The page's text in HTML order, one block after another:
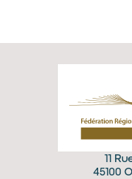
11
45100